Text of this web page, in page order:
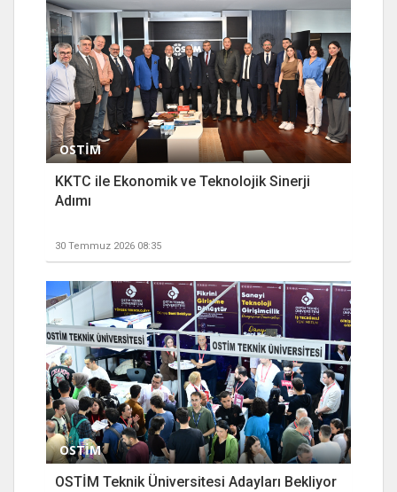
OSTİM
KKTC ile Ekonomik ve Teknolojik Sinerji
Adımı
30 Temmuz 2026 08:35
OSTİM
OSTİM Teknik Üniversitesi Adayları Bekliyor